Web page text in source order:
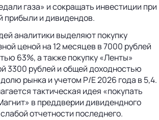
газа» и сокращать инвестиции при
прибыли и дивидендов.
аналитики выделяют покупку
ценой на 12 месяцев в 7000 рублей
63%, а также покупку «Ленты»
3300 рублей и общей доходностью
рынка и учетом P/E 2026 года в 5,4.
тактическая идея «покупать
в преддверии дивидендного
отчетности последнего.